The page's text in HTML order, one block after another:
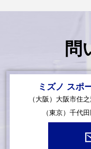
問
ミズノ スポ
（大阪）大阪市住
（東京）千代